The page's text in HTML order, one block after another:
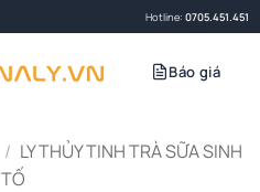
Hotline: 0705.451.451
Báo giá
/ LY THỦY TINH TRÀ SỮA SINH
TỐ